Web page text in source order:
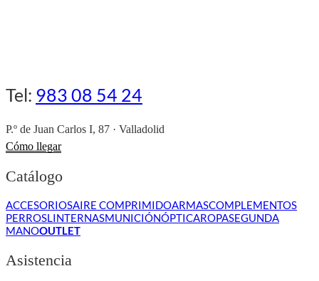
Tel: 983 08 54 24
P.º de Juan Carlos I, 87 · Valladolid
Cómo llegar
Catálogo
ACCESORIOSAIRE COMPRIMIDOARMASCOMPLEMENTOS
PERROSLINTERNASMUNICIÓNÓPTICAROPASEGUNDA
MANOOUTLET
Asistencia